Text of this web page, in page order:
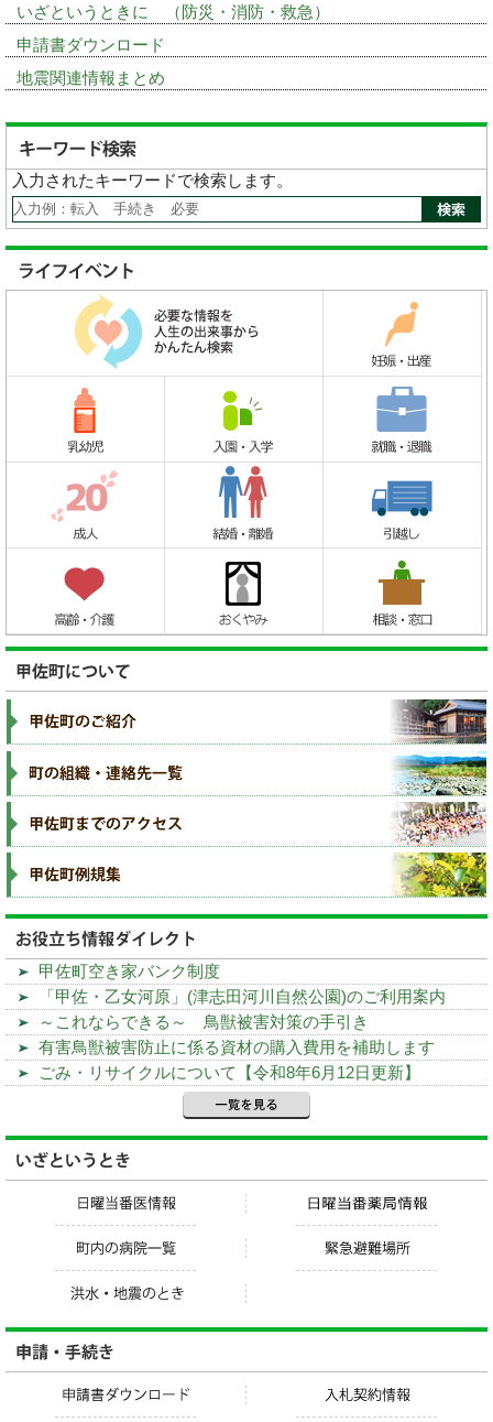
いざというときに （防災・消防・救急）
申請書ダウンロード
地震関連情報まとめ
入力されたキーワードで検索します。
甲佐町空き家バンク制度
「甲佐・乙女河原」(津志田河川自然公園)のご利用案内
～これならできる～ 鳥獣被害対策の手引き
有害鳥獣被害防止に係る資材の購入費用を補助します
ごみ・リサイクルについて【令和8年6月12日更新】